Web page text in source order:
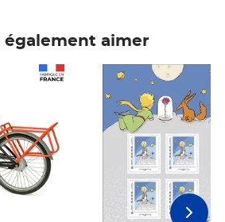
également aimer
Prix 7,50€